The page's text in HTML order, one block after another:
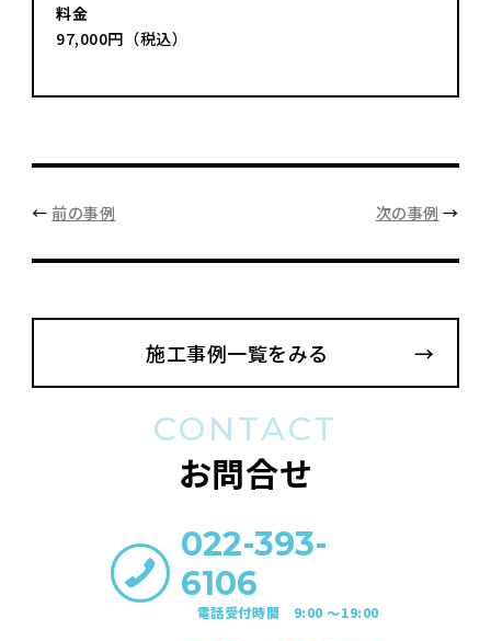
料金
97,000円（税込）
← 前の事例 次の事例 →
施工事例一覧をみる
CONTACT
お問合せ
022-393-
6106
電話受付時間 9:00 〜19:00